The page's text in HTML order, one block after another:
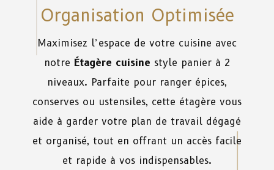
Organisation Optimisée
Maximisez l’espace de votre cuisine avec
notre Étagère cuisine style panier à 2
niveaux. Parfaite pour ranger épices,
conserves ou ustensiles, cette étagère vous
aide à garder votre plan de travail dégagé
et organisé, tout en offrant un accès facile
et rapide à vos indispensables.